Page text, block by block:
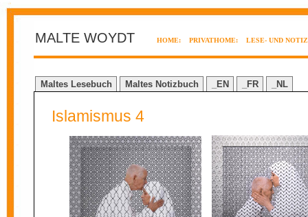
MALTE WOYDT HOME: PRIVATHOME: LESE- UND
Maltes Lesebuch Maltes Notizbuch _EN _FR _NL
Islamismus 4